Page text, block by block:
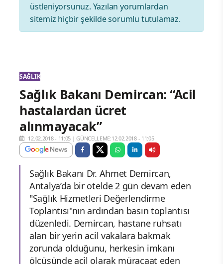
üstleniyorsunuz. Yazılan yorumlardan
sitemiz hiçbir şekilde sorumlu tutulamaz.
SAĞLIK
Sağlık Bakanı Demircan: “Acil
hastalardan ücret
alınmayacak”
12.02.2018 - 11:05 |GÜNCELLEME:12.02.2018 - 11:05
Sağlık Bakanı Dr. Ahmet Demircan,
Antalya’da bir otelde 2 gün devam eden
"Sağlık Hizmetleri Değerlendirme
Toplantısı"nın ardından basın toplantısı
düzenledi. Demircan, hastane ruhsatı
alan bir yerin acil vakalara bakmak
zorunda olduğunu, herkesin imkanı
ölçüsünde acil olarak müracaat eden